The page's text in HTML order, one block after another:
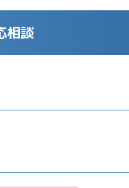
相談